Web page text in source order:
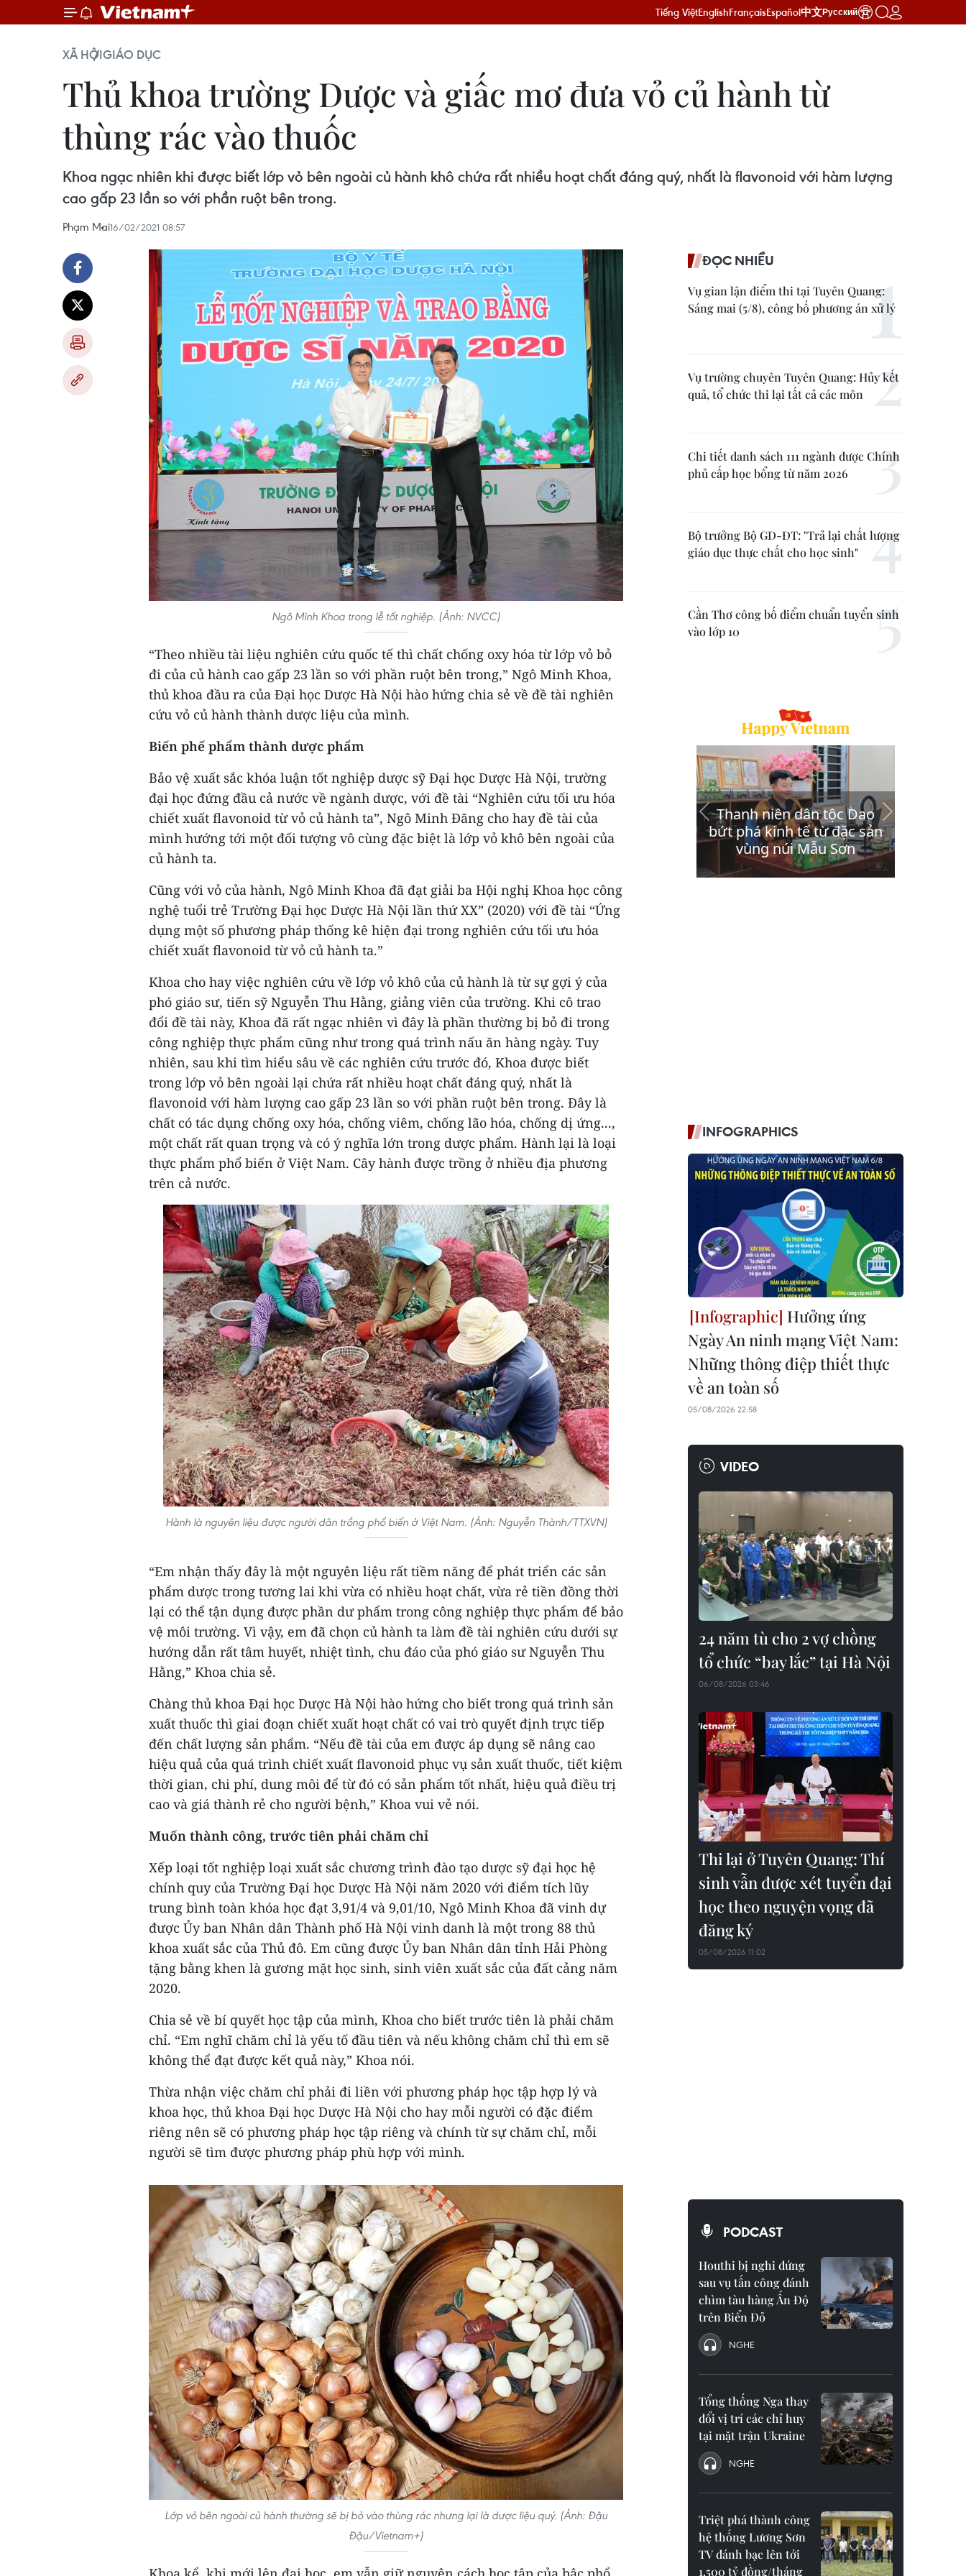
Tiếng ViệtEnglishFrançaisEspañol中文Русский
XÃ HỘIGIÁO DỤC
Thủ khoa trường Dược và giấc mơ đưa vỏ củ hành từ
thùng rác vào thuốc
Khoa ngạc nhiên khi được biết lớp vỏ bên ngoài củ hành khô chứa rất nhiều hoạt chất đáng quý, nhất là flavonoid với hàm lượng
cao gấp 23 lần so với phần ruột bên trong.
Phạm Mai16/02/2021 08:57
Ngô Minh Khoa trong lễ tốt nghiệp. (Ảnh: NVCC)
“Theo nhiều tài liệu nghiên cứu quốc tế thì chất chống oxy hóa từ lớp vỏ bỏ
đi của củ hành cao gấp 23 lần so với phần ruột bên trong,” Ngô Minh Khoa,
thủ khoa đầu ra của Đại học Dược Hà Nội hào hứng chia sẻ về đề tài nghiên
cứu vỏ củ hành thành dược liệu của mình.
Biến phế phẩm thành dược phẩm
Bảo vệ xuất sắc khóa luận tốt nghiệp dược sỹ Đại học Dược Hà Nội, trường
đại học đứng đầu cả nước về ngành dược, với đề tài “Nghiên cứu tối ưu hóa
chiết xuất flavonoid từ vỏ củ hành ta”, Ngô Minh Đăng cho hay đề tài của
mình hướng tới một đối tượng vô cùng đặc biệt là lớp vỏ khô bên ngoài của
củ hành ta.
Cũng với vỏ của hành, Ngô Minh Khoa đã đạt giải ba Hội nghị Khoa học công
nghệ tuổi trẻ Trường Đại học Dược Hà Nội lần thứ XX” (2020) với đề tài “Ứng
dụng một số phương pháp thống kê hiện đại trong nghiên cứu tối ưu hóa
chiết xuất flavonoid từ vỏ củ hành ta.”
Khoa cho hay việc nghiên cứu về lớp vỏ khô của củ hành là từ sự gợi ý của
phó giáo sư, tiến sỹ Nguyễn Thu Hằng, giảng viên của trường. Khi cô trao
đổi đề tài này, Khoa đã rất ngạc nhiên vì đây là phần thường bị bỏ đi trong
công nghiệp thực phẩm cũng như trong quá trình nấu ăn hàng ngày. Tuy
nhiên, sau khi tìm hiểu sâu về các nghiên cứu trước đó, Khoa được biết
trong lớp vỏ bên ngoài lại chứa rất nhiều hoạt chất đáng quý, nhất là
flavonoid với hàm lượng cao gấp 23 lần so với phần ruột bên trong. Đây là
chất có tác dụng chống oxy hóa, chống viêm, chống lão hóa, chống dị ứng...,
một chất rất quan trọng và có ý nghĩa lớn trong dược phẩm. Hành lại là loại
thực phẩm phổ biến ở Việt Nam. Cây hành được trồng ở nhiều địa phương
trên cả nước.
Hành là nguyên liệu được người dân trồng phổ biến ở Việt Nam. (Ảnh: Nguyễn Thành/TTXVN)
“Em nhận thấy đây là một nguyên liệu rất tiềm năng để phát triển các sản
phẩm dược trong tương lai khi vừa có nhiều hoạt chất, vừa rẻ tiền đồng thời
lại có thể tận dụng được phần dư phẩm trong công nghiệp thực phẩm để bảo
vệ môi trường. Vì vậy, em đã chọn củ hành ta làm đề tài nghiên cứu dưới sự
hướng dẫn rất tâm huyết, nhiệt tình, chu đáo của phó giáo sư Nguyễn Thu
Hằng,” Khoa chia sẻ.
Chàng thủ khoa Đại học Dược Hà Nội hào hứng cho biết trong quá trình sản
xuất thuốc thì giai đoạn chiết xuất hoạt chất có vai trò quyết định trực tiếp
đến chất lượng sản phẩm. “Nếu đề tài của em được áp dụng sẽ nâng cao
hiệu quả của quá trình chiết xuất flavonoid phục vụ sản xuất thuốc, tiết kiệm
thời gian, chi phí, dung môi để từ đó có sản phẩm tốt nhất, hiệu quả điều trị
cao và giá thành rẻ cho người bệnh,” Khoa vui vẻ nói.
Muốn thành công, trước tiên phải chăm chỉ
Xếp loại tốt nghiệp loại xuất sắc chương trình đào tạo dược sỹ đại học hệ
chính quy của Trường Đại học Dược Hà Nội năm 2020 với điểm tích lũy
trung bình toàn khóa học đạt 3,91/4 và 9,01/10, Ngô Minh Khoa đã vinh dự
được Ủy ban Nhân dân Thành phố Hà Nội vinh danh là một trong 88 thủ
khoa xuất sắc của Thủ đô. Em cũng được Ủy ban Nhân dân tỉnh Hải Phòng
tặng bằng khen là gương mặt học sinh, sinh viên xuất sắc của đất cảng năm
2020.
Chia sẻ về bí quyết học tập của mình, Khoa cho biết trước tiên là phải chăm
chỉ. “Em nghĩ chăm chỉ là yếu tố đầu tiên và nếu không chăm chỉ thì em sẽ
không thể đạt được kết quả này,” Khoa nói.
Thừa nhận việc chăm chỉ phải đi liền với phương pháp học tập hợp lý và
khoa học, thủ khoa Đại học Dược Hà Nội cho hay mỗi người có đặc điểm
riêng nên sẽ có phương pháp học tập riêng và chính từ sự chăm chỉ, mỗi
người sẽ tìm được phương pháp phù hợp với mình.
Lớp vỏ bên ngoài củ hành thường sẽ bị bỏ vào thùng rác nhưng lại là dược liệu quý. (Ảnh: Đậu
Đậu/Vietnam+)
ĐỌC NHIỀU
Vụ gian lận điểm thi tại Tuyên Quang:
Sáng mai (5/8), công bố phương án xử lý
Vụ trường chuyên Tuyên Quang: Hủy kết
quả, tổ chức thi lại tất cả các môn
Chi tiết danh sách 111 ngành được Chính
phủ cấp học bổng từ năm 2026
Bộ trưởng Bộ GD-ĐT: "Trả lại chất lượng
giáo dục thực chất cho học sinh"
Cần Thơ công bố điểm chuẩn tuyển sinh
vào lớp 10
INFOGRAPHICS
Hưởng ứng
Ngày An ninh mạng Việt Nam:
Những thông điệp thiết thực
về an toàn số
05/08/2026 22:58
VIDEO
24 năm tù cho 2 vợ chồng
tổ chức “bay lắc” tại Hà Nội
06/08/2026 03:46
Thi lại ở Tuyên Quang: Thí
sinh vẫn được xét tuyển đại
học theo nguyện vọng đã
đăng ký
05/08/2026 11:02
PODCAST
Houthi bị nghi đứng
sau vụ tấn công đánh
chìm tàu hàng Ấn Độ
trên Biển Đỏ
NGHE
Tổng thống Nga thay
đổi vị trí các chỉ huy
tại mặt trận Ukraine
NGHE
Triệt phá thành công
hệ thống Lương Sơn
TV đánh bạc lên tới
1.500 tỷ đồng/tháng